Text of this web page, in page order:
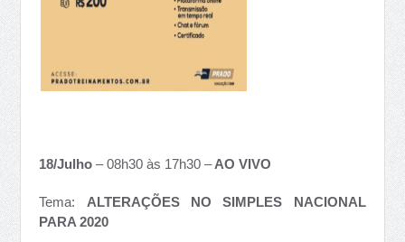
18/Julho– 08h30 às 17h30 –AO VIVO
Tema: ALTERAÇÕES NO SIMPLES NACIONAL
PARA 2020